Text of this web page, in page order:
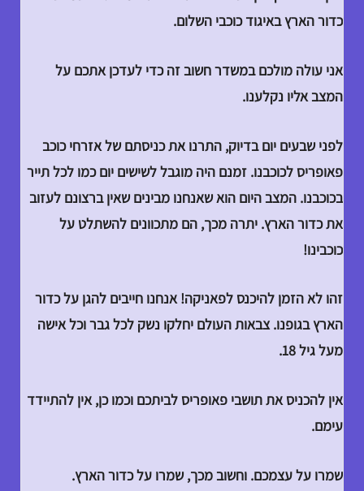
כדור הארץ באיגוד כוכבי השלום.
אני עולה מולכם במשדר חשוב זה כדי לעדכן אתכם על
המצב אליו נקלענו.
לפני שבעים יום בדיוק, התרנו את כניסתם של אזרחי כוכב
פאופריס לכוכבנו. זמנם היה מוגבל לשישים יום כמו לכל תייר
בכוכבנו. המצב היום הוא שאנחנו מבינים שאין ברצונם לעזוב
את כדור הארץ. יתרה מכך, הם מתכוונים להשתלט על
כוכבינו!
זהו לא הזמן להיכנס לפאניקה! אנחנו חייבים להגן על כדור
הארץ בגופנו. צבאות העולם יחלקו נשק לכל גבר וכל אישה
מעל גיל 18.
אין להכניס את תושבי פאופריס לביתכם וכמו כן, אין להתיידד
עימם.
שמרו על עצמכם. וחשוב מכך, שמרו על כדור הארץ.